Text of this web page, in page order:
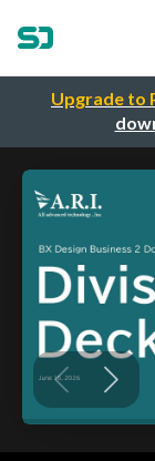
Upgrade to